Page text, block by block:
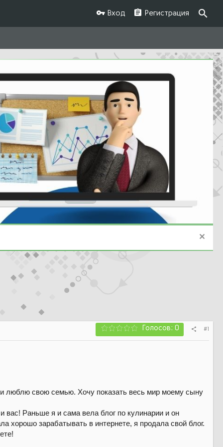
Вход Регистрация
Голосов: 0 #1
люблю свою семью. Хочу показать весь мир моему сыну
вас! Раньше я и сама вела блог по кулинарии и он
хорошо зарабатывать в интернете, я продала свой блог.